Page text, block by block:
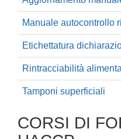
Manuale autocontrollo
Etichettatura
Rintracciabilità
Tamponi superficiali
CORSI DI